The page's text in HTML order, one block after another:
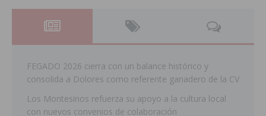
FEGADO 2026 cierra con un balance histórico y
consolida a Dolores como referente ganadero de la CV
Los Montesinos refuerza su apoyo a la cultura local
con nuevos convenios de colaboración